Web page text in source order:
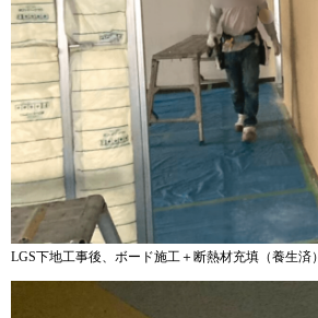
LGS下地工事後、ボード施工＋断熱材充填（養生済）